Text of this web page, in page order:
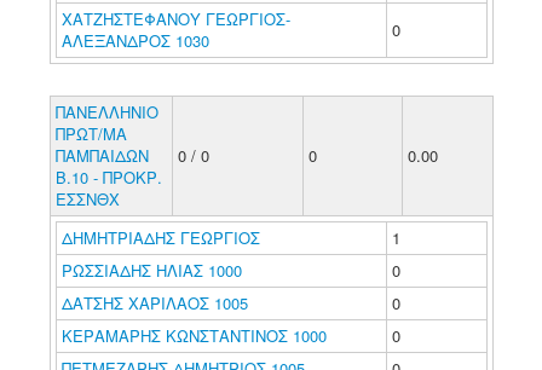
ΧΑΤΖΗΣΤΕΦΑΝΟΥ ΓΕΩΡΓΙΟΣ-
ΑΛΕΞΑΝΔΡΟΣ 1030
0
ΠΑΝΕΛΛΗΝΙΟ
ΠΡΩΤ/ΜΑ
ΠΑΜΠΑΙΔΩΝ
Β.10 - ΠΡΟΚΡ.
ΕΣΣΝΘΧ
0 / 0 0 0.00
ΔΗΜΗΤΡΙΑΔΗΣ ΓΕΩΡΓΙΟΣ
1
ΡΩΣΣΙΑΔΗΣ ΗΛΙΑΣ 1000
0
ΔΑΤΣΗΣ ΧΑΡΙΛΑΟΣ 1005
0
ΚΕΡΑΜΑΡΗΣ ΚΩΝΣΤΑΝΤΙΝΟΣ 1000
0